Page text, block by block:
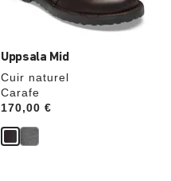
Uppsala Mid
Cuir naturel
Carafe
Price:
170,00 €